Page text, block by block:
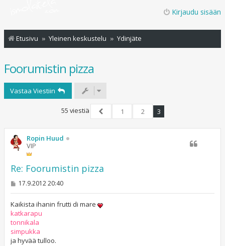
Kirjaudu sisään
Etusivu Yleinen keskustelu Ydinjäte
Foorumistin pizza
Vastaa Viestiin
55 viestiä
Edellinen
1 2 3
Ropin Huud
VIP
Re: Foorumistin pizza
V
s
t
i
17.9.2012 20:40
Kaikista ihanin frutti di mare
katkarapu
tonnikala
simpukka
ja hyvää tulloo.